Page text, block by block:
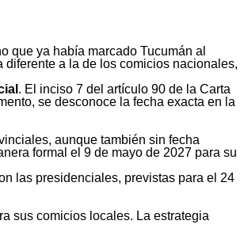
que ya había marcado Tucumán al
a la de los comicios nacionales,
. El inciso 7 del artículo 90 de la Carta
se desconoce la fecha exacta en la
aunque también sin fecha
formal el 9 de mayo de 2027 para su
las presidenciales, previstas para el 24
sus comicios locales. La estrategia